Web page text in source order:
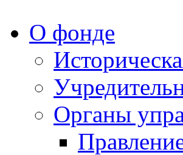
О фонде
Органы